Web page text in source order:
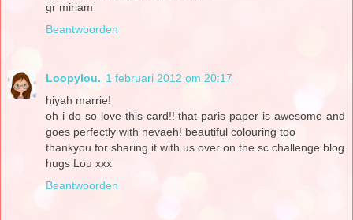
gr miriam
Beantwoorden
Loopylou. 1 februari 2012 om 20:17
hiyah marrie!
oh i do so love this card!! that paris paper is awesome and
goes perfectly with nevaeh! beautiful colouring too
thankyou for sharing it with us over on the sc challenge blog
hugs Lou xxx
Beantwoorden